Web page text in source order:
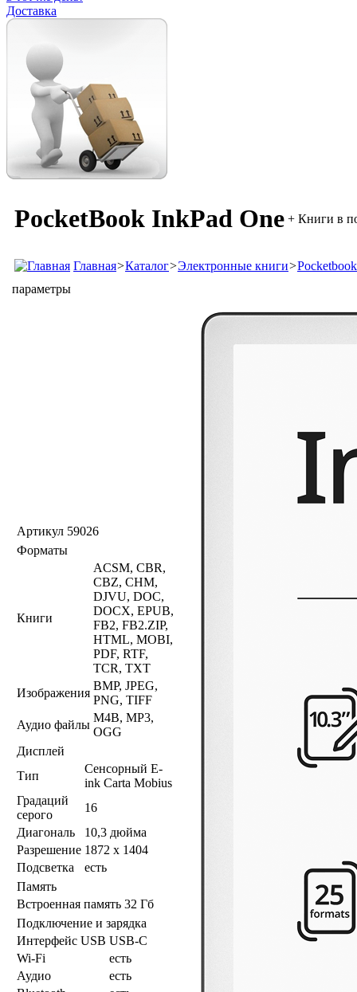
Доставка
PocketBook InkPad One + Книги в
Главная>Каталог>Электронные книги>Pocketbook
параметры
Артикул 59026
Форматы
Книги
ACSM, CBR,
CBZ, CHM,
DJVU, DOC,
DOCX, EPUB,
FB2, FB2.ZIP,
HTML, MOBI,
PDF, RTF,
TCR, TXT
Изображения
BMP, JPEG,
PNG, TIFF
Аудио файлы
M4B, MP3,
OGG
Дисплей
Тип
Сенсорный E-
ink Carta Mobius
Градаций
серого
16
Диагональ
10,3 дюйма
Разрешение 1872 х 1404
Подсветка
есть
Память
Встроенная память 32 Гб
Подключение и зарядка
Интерфейс USB USB-C
Wi-Fi
есть
Аудио
есть